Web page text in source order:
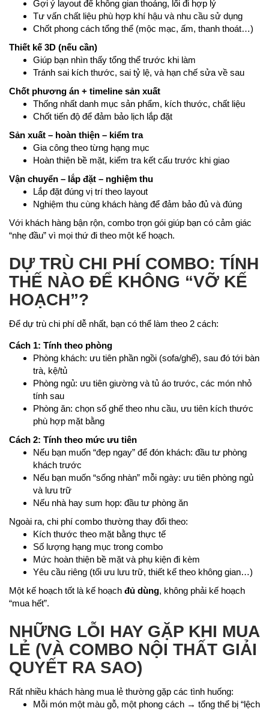
Gợi ý layout để không gian thoáng, lối đi hợp lý
Tư vấn chất liệu phù hợp khí hậu và nhu cầu sử dụng
Chốt phong cách tổng thể (mộc mạc, ấm, thanh thoát…)
Thiết kế 3D (nếu cần)
Giúp bạn nhìn thấy tổng thể trước khi làm
Tránh sai kích thước, sai tỷ lệ, và hạn chế sửa về sau
Chốt phương án + timeline sản xuất
Thống nhất danh mục sản phẩm, kích thước, chất liệu
Chốt tiến độ để đảm bảo lịch lắp đặt
Sản xuất – hoàn thiện – kiểm tra
Gia công theo từng hạng mục
Hoàn thiện bề mặt, kiểm tra kết cấu trước khi giao
Vận chuyển – lắp đặt – nghiệm thu
Lắp đặt đúng vị trí theo layout
Nghiệm thu cùng khách hàng để đảm bảo đủ và đúng
Với khách hàng bận rộn, combo trọn gói giúp bạn có cảm giác
“nhẹ đầu” vì mọi thứ đi theo một kế hoạch.
DỰ TRÙ CHI PHÍ COMBO: TÍNH
THẾ NÀO ĐỂ KHÔNG “VỠ KẾ
HOẠCH”?
Để dự trù chi phí dễ nhất, bạn có thể làm theo 2 cách:
Cách 1: Tính theo phòng
Phòng khách: ưu tiên phần ngồi (sofa/ghế), sau đó tới bàn
trà, kệ/tủ
Phòng ngủ: ưu tiên giường và tủ áo trước, các món nhỏ
tính sau
Phòng ăn: chọn số ghế theo nhu cầu, ưu tiên kích thước
phù hợp mặt bằng
Cách 2: Tính theo mức ưu tiên
Nếu bạn muốn “đẹp ngay” để đón khách: đầu tư phòng
khách trước
Nếu bạn muốn “sống nhàn” mỗi ngày: ưu tiên phòng ngủ
và lưu trữ
Nếu nhà hay sum họp: đầu tư phòng ăn
Ngoài ra, chi phí combo thường thay đổi theo:
Kích thước theo mặt bằng thực tế
Số lượng hạng mục trong combo
Mức hoàn thiện bề mặt và phụ kiện đi kèm
Yêu cầu riêng (tối ưu lưu trữ, thiết kế theo không gian…)
Một kế hoạch tốt là kế hoạch đủ dùng, không phải kế hoạch
“mua hết”.
NHỮNG LỖI HAY GẶP KHI MUA
LẺ (VÀ COMBO NỘI THẤT GIẢI
QUYẾT RA SAO)
Rất nhiều khách hàng mua lẻ thường gặp các tình huống:
Mỗi món một màu gỗ, một phong cách → tổng thể bị “lệch